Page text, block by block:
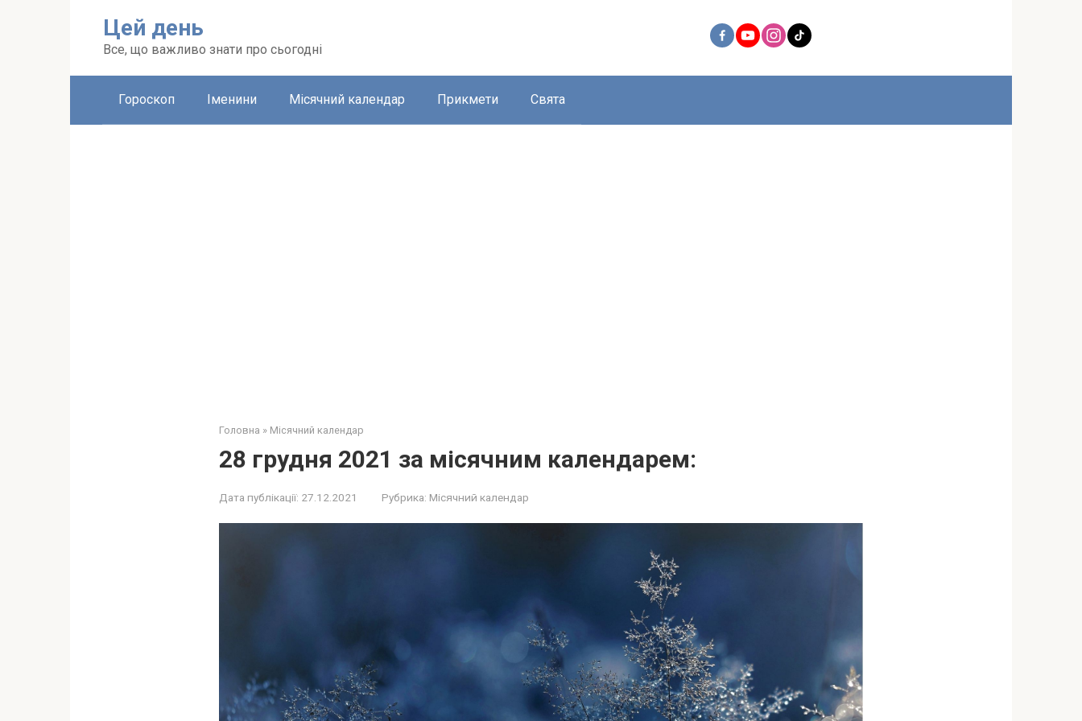
Цей день
Все, що важливо знати про сьогодні
Гороскоп Іменини Місячний календар Прикмети Свята
Головна » Місячний календар
28 грудня 2021 за місячним календарем:
Дата публікації: 27.12.2021 Рубрика: Місячний календар